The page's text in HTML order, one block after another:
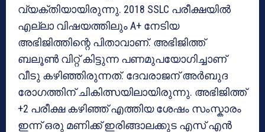
വ്യക്തിയായിരുന്നു. 2018 SSLC പരീക്ഷയിൽ
എല്ലാ വിഷയത്തിലും A+ നേടിയ
അഭിജിത്തിന്റെ പിതാവാണ്. അഭിജിത്ത്
ബലൂൺ വിറ്റ് കിട്ടുന്ന പണമുപയോഗിച്ചാണ്
വീടു കഴിഞ്ഞിരുന്നത്. ദേവരാജന് അർബുദ
രോഗത്തിന് ചികിത്സയിലായിരുന്നു. അഭിജിത്ത്
+2 പരീക്ഷ കഴിഞ്ഞ് എത്തിയ ശേഷം സംസ്കാരം
ഇന്ന് ഒരു മണിക്ക് ഇരിങ്ങാലക്കുട എസ് എൻ